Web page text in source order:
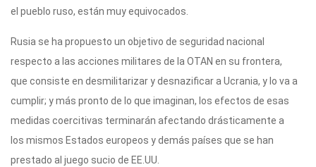
el pueblo ruso, están muy equivocados.
Rusia se ha propuesto un objetivo de seguridad nacional
respecto a las acciones militares de la OTAN en su frontera,
que consiste en desmilitarizar y desnazificar a Ucrania, y lo va a
cumplir; y más pronto de lo que imaginan, los efectos de esas
medidas coercitivas terminarán afectando drásticamente a
los mismos Estados europeos y demás países que se han
prestado al juego sucio de EE.UU.